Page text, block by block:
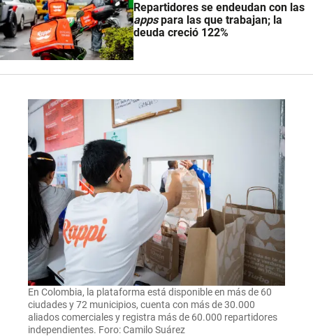
Repartidores se endeudan con las
appspara las que trabajan; la
deuda creció 122%
En Colombia, la plataforma está disponible en más de 60
ciudades y 72 municipios, cuenta con más de 30.000
aliados comerciales y registra más de 60.000 repartidores
independientes. Foro: Camilo Suárez